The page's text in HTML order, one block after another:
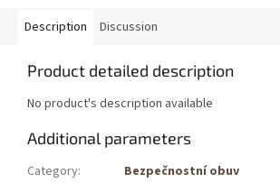
Description Discussion
Product detailed description
No product's description available
Additional parameters
Category:
Bezpečnostní obuv